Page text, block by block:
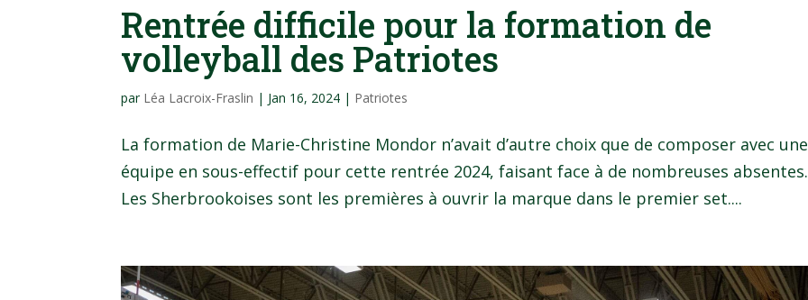
Rentrée difficile pour la formation de
volleyball des Patriotes
par Léa Lacroix-Fraslin | Jan 16, 2024 | Patriotes
La formation de Marie-Christine Mondor n’avait d’autre choix que de composer avec une
équipe en sous-effectif pour cette rentrée 2024, faisant face à de nombreuses absentes.
Les Sherbrookoises sont les premières à ouvrir la marque dans le premier set....